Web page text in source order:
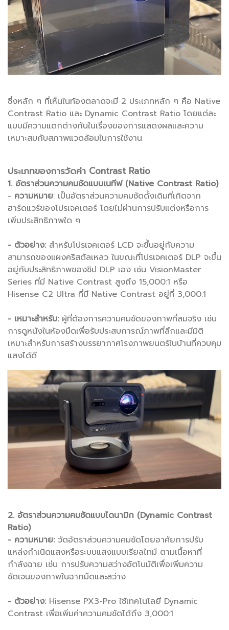
ซึ่งหลัก ๆ ที่เห็นในท้องตลาดจะมี 2 ประเภทหลัก ๆ คือ Native
Contrast Ratio และ Dynamic Contrast Ratio โดยแต่ละ
แบบมีความแตกต่างกันในเรื่องของการแสดงผลและความ
เหมาะสมกับสภาพแวดล้อมในการใช้งาน
ประเภทของการวัดค่า Contrast Ratio
1. อัตราส่วนความคมชัดแบบเนทีฟ (Native Contrast Ratio)
- ความหมาย: เป็นอัตราส่วนความคมชัดดั้งเดิมที่เกิดจาก
ฮาร์ดแวร์ของโปรเจคเตอร์ โดยไม่ผ่านการปรับแต่งหรือการ
เพิ่มประสิทธิภาพใด ๆ
- ตัวอย่าง:สำหรับโปรเจคเตอร์ LCD จะขึ้นอยู่กับความ
สามารถของแผงคริสตัลเหลว ในขณะที่โปรเจคเตอร์ DLP จะขึ้น
อยู่กับประสิทธิภาพของชิป DLP เอง เช่น VisionMaster
Series ที่มี Native Contrast สูงถึง 15,000:1 หรือ
Hisense C2 Ultra ที่มี Native Contrast อยู่ที่ 3,000:1
- เหมาะสำหรับ:ผู้ที่ต้องการความคมชัดของภาพที่สมจริง เช่น
การดูหนังในห้องมืดเพื่อรับประสบการณ์ภาพที่ลึกและมีมิติ
เหมาะสำหรับการสร้างบรรยากาศโรงภาพยนตร์ในบ้านที่ควบคุม
แสงได้ดี
2. อัตราส่วนความคมชัดแบบไดนามิก (Dynamic Contrast
Ratio)
- ความหมาย:วัดอัตราส่วนความคมชัดโดยอาศัยการปรับ
แหล่งกำเนิดแสงหรือระบบแสงแบบเรียลไทม์ ตามเนื้อหาที่
กำลังฉาย เช่น การปรับความสว่างอัตโนมัติเพื่อเพิ่มความ
ชัดเจนของภาพในฉากมืดและสว่าง
- ตัวอย่าง:Hisense PX3-Pro ใช้เทคโนโลยี Dynamic
Contrast เพื่อเพิ่มค่าความคมชัดได้ถึง 3,000:1